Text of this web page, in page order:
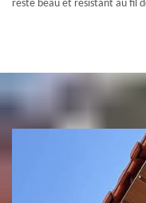
reste beau et résistant au fil